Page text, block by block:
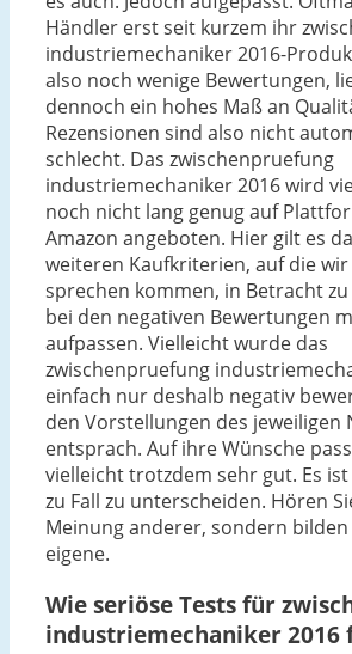
Händler erst seit kurzem ihr
industriemechaniker 2016-
also noch wenige Bewertungen,
dennoch ein hohes Maß an
Rezensionen sind also nicht
schlecht. Das zwischenpruefung
industriemechaniker 2016 wird
noch nicht lang genug auf
Amazon angeboten. Hier gilt es
weiteren Kaufkriterien, auf die
sprechen kommen, in Betracht zu
bei den negativen Bewertungen
aufpassen. Vielleicht wurde das
zwischenpruefung
einfach nur deshalb negativ
den Vorstellungen des jeweiligen
entsprach. Auf ihre Wünsche
vielleicht trotzdem sehr gut. Es
zu Fall zu unterscheiden. Hören
Meinung anderer, sondern bilden
eigene.
Wie seriöse Tests für
industriemechaniker 2016